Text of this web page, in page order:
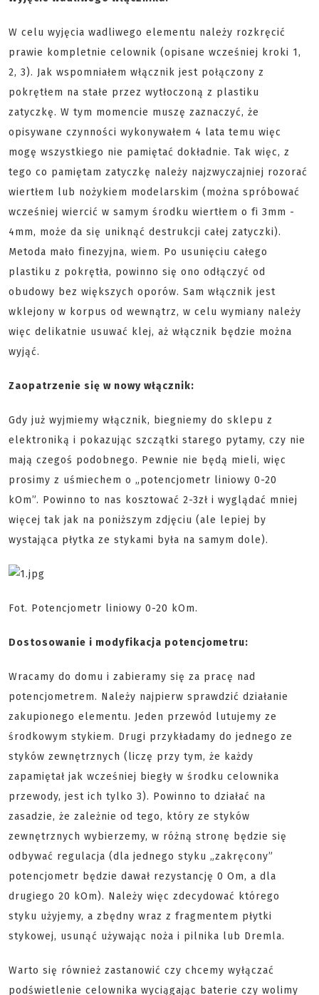
W celu wyjęcia wadliwego elementu należy rozkręcić
prawie kompletnie celownik (opisane wcześniej kroki 1,
2, 3). Jak wspomniałem włącznik jest połączony z
pokrętłem na stałe przez wytłoczoną z plastiku
zatyczkę. W tym momencie muszę zaznaczyć, że
opisywane czynności wykonywałem 4 lata temu więc
mogę wszystkiego nie pamiętać dokładnie. Tak więc, z
tego co pamiętam zatyczkę należy najzwyczajniej rozorać
wiertłem lub nożykiem modelarskim (można spróbować
wcześniej wiercić w samym środku wiertłem o fi 3mm -
4mm, może da się uniknąć destrukcji całej zatyczki).
Metoda mało finezyjna, wiem. Po usunięciu całego
plastiku z pokrętła, powinno się ono odłączyć od
obudowy bez większych oporów. Sam włącznik jest
wklejony w korpus od wewnątrz, w celu wymiany należy
więc delikatnie usuwać klej, aż włącznik będzie można
wyjąć.
Zaopatrzenie się w nowy włącznik:
Gdy już wyjmiemy włącznik, biegniemy do sklepu z
elektroniką i pokazując szczątki starego pytamy, czy nie
mają czegoś podobnego. Pewnie nie będą mieli, więc
prosimy z uśmiechem o „potencjometr liniowy 0-20
kOm”. Powinno to nas kosztować 2-3zł i wyglądać mniej
więcej tak jak na poniższym zdjęciu (ale lepiej by
wystająca płytka ze stykami była na samym dole).
Fot. Potencjometr liniowy 0-20 kOm.
Dostosowanie i modyfikacja potencjometru:
Wracamy do domu i zabieramy się za pracę nad
potencjometrem. Należy najpierw sprawdzić działanie
zakupionego elementu. Jeden przewód lutujemy ze
środkowym stykiem. Drugi przykładamy do jednego ze
styków zewnętrznych (liczę przy tym, że każdy
zapamiętał jak wcześniej biegły w środku celownika
przewody, jest ich tylko 3). Powinno to działać na
zasadzie, że zależnie od tego, który ze styków
zewnętrznych wybierzemy, w różną stronę będzie się
odbywać regulacja (dla jednego styku „zakręcony”
potencjometr będzie dawał rezystancję 0 Om, a dla
drugiego 20 kOm). Należy więc zdecydować którego
styku użyjemy, a zbędny wraz z fragmentem płytki
stykowej, usunąć używając noża i pilnika lub Dremla.
Warto się również zastanowić czy chcemy wyłączać
podświetlenie celownika wyciągając baterie czy wolimy